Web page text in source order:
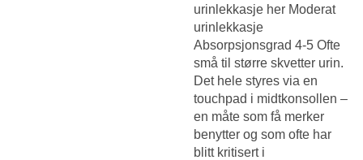
urinlekkasje her Moderat
urinlekkasje
Absorpsjonsgrad 4-5 Ofte
små til større skvetter urin.
Det hele styres via en
touchpad i midtkonsollen –
en måte som få merker
benytter og som ofte har
blitt kritisert i